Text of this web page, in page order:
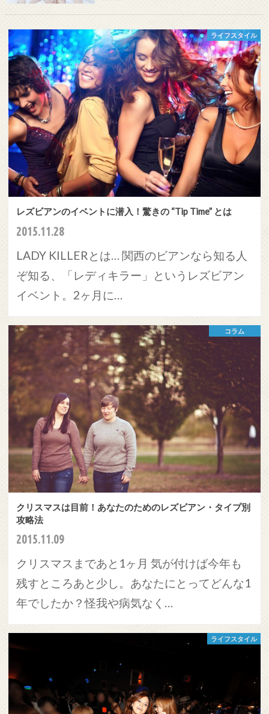
ライフスタイル
レズビアンのイベントに潜入！驚きの “Tip Time” とは
2015.11.28
LADY KILLERとは… 関西のビアンなら知る人
ぞ知る、「レディキラー」というレズビアン
イベント。2ヶ月に…
コラム
クリスマスは目前！あなたのためのレズビアン・タイプ別
攻略法
2015.11.09
クリスマスまであと1ヶ月 気が付けば今年も
残すところあと少し。あなたにとってどんな1
年でしたか？怪我や病気なく…
ライフスタイル